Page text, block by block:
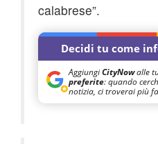
calabrese”.
Decidi tu come
AggiungiCityNowalle
preferite: quando
notizia, ci troverai più